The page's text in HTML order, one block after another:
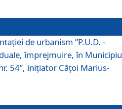
de urbanism ”P.U.D. -
împrejmuire, în
54”, inițiator Cățoi Marius-